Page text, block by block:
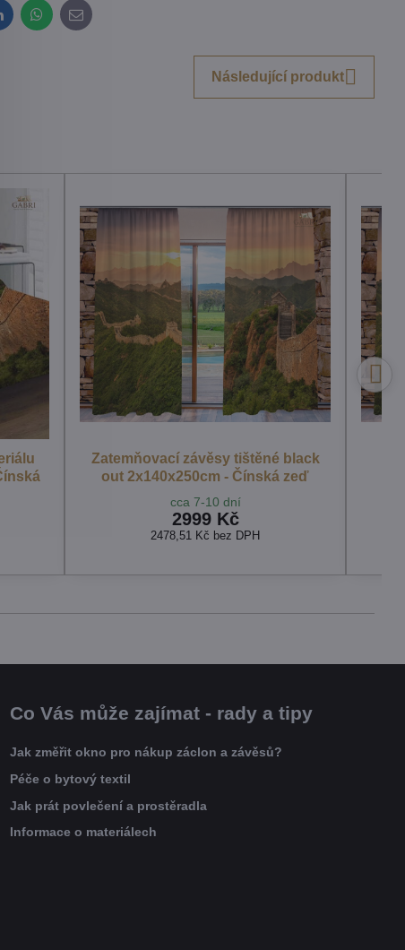
LinkedInWhatsApp
E-
mail
Následující produkt
Zatemňovací závěsy tištěné black
out 2x140x250cm - Čínská zeď
cca 7-10 dní
2999 Kč
2478,51 Kč bez DPH
Co Vás může zajímat - rady a tipy
Jak změřit okno pro nákup záclon a závěsů?
Péče o bytový textil
Jak prát povlečení a prostěradla
Informace o materiálech